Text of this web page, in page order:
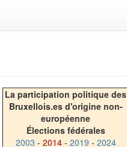
La participation politique des
Bruxellois.es d'origine non-
européenne
Élections fédérales
2003 - 2014- 2019 - 2024